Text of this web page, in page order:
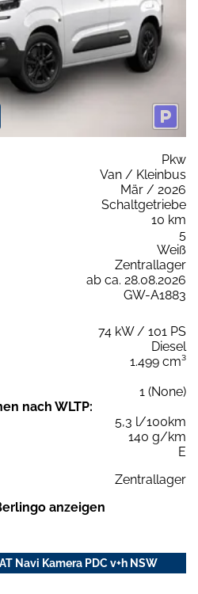
Pkw
Van / Kleinbus
Mär / 2026
Schaltgetriebe
10 km
5
Weiß
Zentrallager
ab ca. 28.08.2026
GW-A1883
74 kW / 101 PS
Diesel
1.499 cm³
1 (None)
nach WLTP:
5,3 l/100km
140 g/km
E
Zentrallager
anzeigen
Navi Kamera PDC v+h NSW